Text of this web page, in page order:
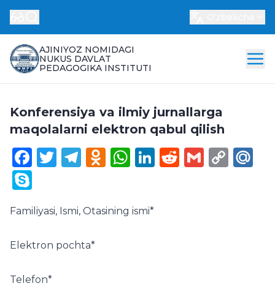
AJINIYOZ NOMIDAGI
NUKUS DAVLAT
PEDAGOGIKA INSTITUTI
Konferensiya va ilmiy jurnallarga
maqolalarni elektron qabul qilish
Facebook
Twitter
Telegram
Odnoklassniki
WhatsApp
LinkedIn
Reddit
Gmail
Familiyasi, Ismi, Otasining ismi*
Elektron pochta*
Telefon*